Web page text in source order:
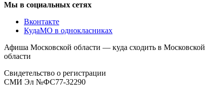
Мы в социальных сетях
Вконтакте
КудаМО в однокласниках
Афиша Московской области — куда сходить в Московской
области
Свидетельство о регистрации
СМИ Эл №ФС77-32290